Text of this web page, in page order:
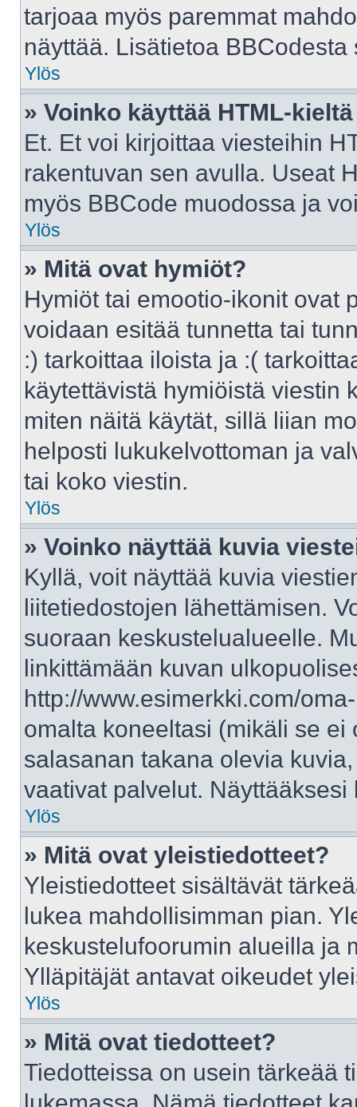
tarjoaa myös paremmat
näyttää. Lisätietoa
Ylös
» Voinko käyttää HTML-
Et. Et voi kirjoittaa viesteihin
rakentuvan sen avulla. Useat
myös BBCode muodossa ja
Ylös
» Mitä ovat hymiöt?
Hymiöt tai emootio-ikonit ovat
voidaan esitää tunnetta tai
:) tarkoittaa iloista ja :(
käytettävistä hymiöistä viestin
miten näitä käytät, sillä liian
helposti lukukelvottoman ja
tai koko viestin.
Ylös
» Voinko näyttää kuvia
Kyllä, voit näyttää kuvia
liitetiedostojen lähettämisen.
suoraan keskustelualueelle.
linkittämään kuvan
http://www.esimerkki.com/
omalta koneeltasi (mikäli se
salasanan takana olevia
vaativat palvelut.
Ylös
» Mitä ovat yleistiedotteet?
Yleistiedotteet sisältävät
lukea mahdollisimman pian.
keskustelufoorumin alueilla ja
Ylläpitäjät antavat oikeudet
Ylös
» Mitä ovat tiedotteet?
Tiedotteissa on usein tärkeää